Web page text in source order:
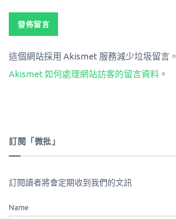
這個網站採用 Akismet 服務減少垃圾留言。
Akismet 如何處理網站訪客的留言資料 。
訂閱「微批」
訂閱讀者將會定期收到我們的文訊
Name